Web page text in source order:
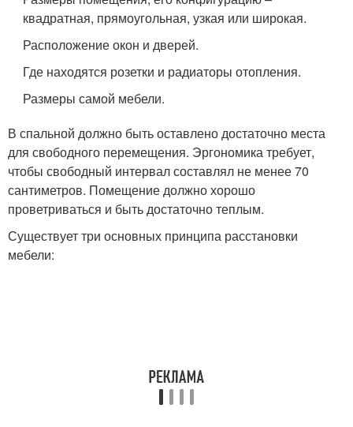
квадратная, прямоугольная, узкая или широкая.
Расположение окон и дверей.
Где находятся розетки и радиаторы отопления.
Размеры самой мебели.
В спальной должно быть оставлено достаточно места
для свободного перемещения. Эргономика требует,
чтобы свободный интервал составлял не менее 70
сантиметров. Помещение должно хорошо
проветриваться и быть достаточно теплым.
Существует три основных принципа расстановки
мебели: